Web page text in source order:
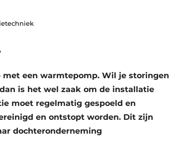
een warmtepomp. Wil je storingen
is het wel zaak om de installatie
moet regelmatig gespoeld en
en ontstopt worden. Dit zijn
dochteronderneming